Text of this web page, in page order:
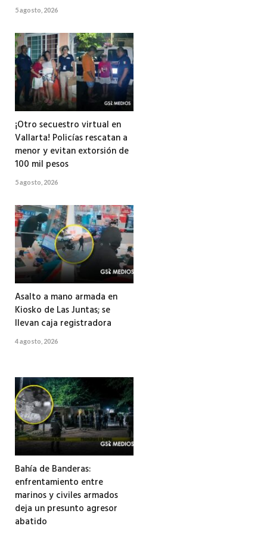
5 agosto, 2026
¡Otro secuestro virtual en
Vallarta! Policías rescatan a
menor y evitan extorsión de
100 mil pesos
5 agosto, 2026
Asalto a mano armada en
Kiosko de Las Juntas; se
llevan caja registradora
4 agosto, 2026
Bahía de Banderas:
enfrentamiento entre
marinos y civiles armados
deja un presunto agresor
abatido